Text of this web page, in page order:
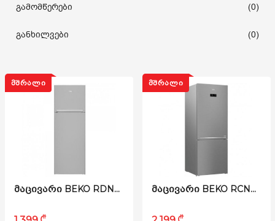
გამომწერები (0)
განხილვები (0)
ᲛᲨᲠᲐᲚᲘ
ᲛᲐᲪᲘᲕᲐᲠᲘ BEKO RDNE43X SUPERIA
ᲛᲨᲠᲐᲚᲘ
ᲛᲐᲪᲘᲕᲐᲠᲘ BEKO RCNE560E40ZXPN SUPERIA